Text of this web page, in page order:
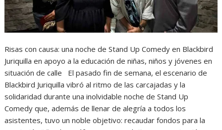
Risas con causa: una noche de Stand Up Comedy en Blackbird
Juriquilla en apoyo a la educación de niñas, niños y jóvenes en
situación de calle El pasado fin de semana, el escenario de
Blackbird Juriquilla vibró al ritmo de las carcajadas y la
solidaridad durante una inolvidable noche de Stand Up
Comedy que, además de llenar de alegría a todos los
asistentes, tuvo un noble objetivo: recaudar fondos para la